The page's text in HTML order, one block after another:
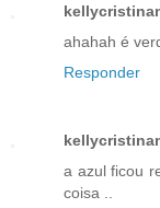
ahahah é
Responder
a azul ficou
coisa ..